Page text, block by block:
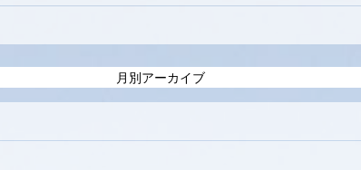
月別アーカイブ